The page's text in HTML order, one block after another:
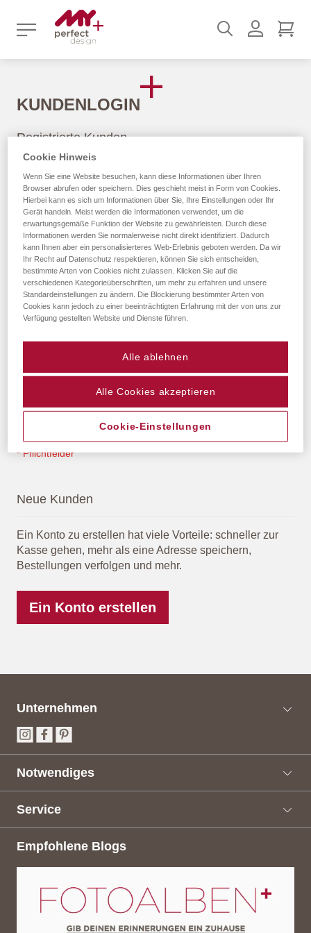
Suchen
KUNDENLOGIN
Registrierte Kunden
Wenn Du ein Konto hast, melde Dich mit Deiner E-Mail-
Adresse an.
E-Mail
Passwort
Passwort anzeigen
Neue Kunden
Ein Konto zu erstellen hat viele Vorteile: schneller zur
Kasse gehen, mehr als eine Adresse speichern,
Bestellungen verfolgen und mehr.
Ein Konto erstellen
Unternehmen
Notwendiges
Service
Empfohlene Blogs
Cookie Hinweis
Wenn Sie eine Website besuchen, kann diese Informationen über Ihren
Browser abrufen oder speichern. Dies geschieht meist in Form von Cookies.
Hierbei kann es sich um Informationen über Sie, Ihre Einstellungen oder Ihr
Gerät handeln. Meist werden die Informationen verwendet, um die
erwartungsgemäße Funktion der Website zu gewährleisten. Durch diese
Informationen werden Sie normalerweise nicht direkt identifiziert. Dadurch
kann Ihnen aber ein personalisierteres Web-Erlebnis geboten werden. Da wir
Ihr Recht auf Datenschutz respektieren, können Sie sich entscheiden,
bestimmte Arten von Cookies nicht zulassen. Klicken Sie auf die
verschiedenen Kategorieüberschriften, um mehr zu erfahren und unsere
Standardeinstellungen zu ändern. Die Blockierung bestimmter Arten von
Cookies kann jedoch zu einer beeinträchtigten Erfahrung mit der von uns zur
Verfügung gestellten Website und Dienste führen.
Alle ablehnen
Alle Cookies akzeptieren
Cookie-Einstellungen